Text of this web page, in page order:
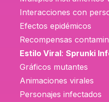
Interacciones con
Efectos epidémicos
Recompensas
Estilo Viral: Sprunki
Gráficos mutantes
Animaciones virales
Personajes infectados